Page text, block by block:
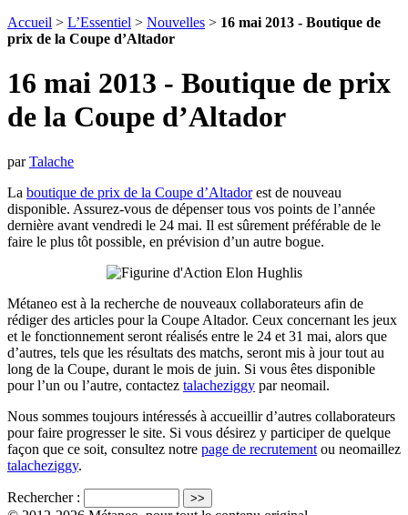
Accueil > L’Essentiel > Nouvelles > 16 mai 2013 - Boutique de
prix de la Coupe d’Altador
16 mai 2013 - Boutique de prix
de la Coupe d’Altador
parTalache
La boutique de prix de la Coupe d’Altadorest de nouveau
disponible. Assurez-vous de dépenser tous vos points de l’année
dernière avant vendredi le 24 mai. Il est sûrement préférable de le
faire le plus tôt possible, en prévision d’un autre bogue.
Métaneo est à la recherche de nouveaux collaborateurs afin de
rédiger des articles pour la Coupe Altador. Ceux concernant les jeux
et le fonctionnement seront réalisés entre le 24 et 31 mai, alors que
d’autres, tels que les résultats des matchs, seront mis à jour tout au
long de la Coupe, durant le mois de juin. Si vous êtes disponible
pour l’un ou l’autre, contactez talacheziggy par neomail.
Nous sommes toujours intéressés à accueillir d’autres collaborateurs
pour faire progresser le site. Si vous désirez y participer de quelque
façon que ce soit, consultez notre page de recrutement ou neomaillez
talacheziggy.
Rechercher :